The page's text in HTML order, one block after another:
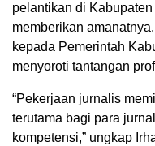
pelantikan di
memberikan
kepada Pemerintah
menyoroti tantangan
“Pekerjaan jurnalis
terutama bagi para
kompetensi,” ungkap